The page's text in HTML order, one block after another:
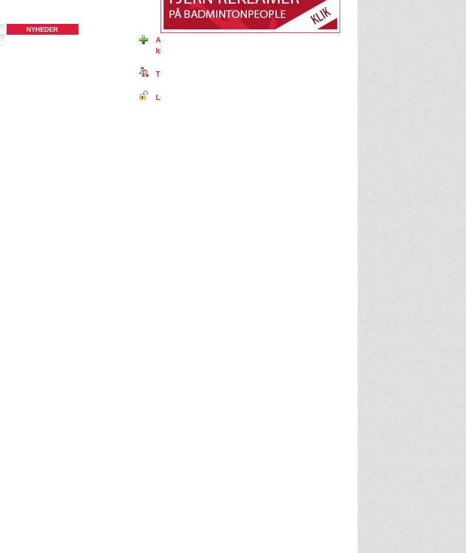
NYHEDER
Ansøg om medlemsskab af Bråby
Idræts forening på BadmintonPeople
Tilmeld dig BadmintonPeople
Log ind på BadmintonPeople